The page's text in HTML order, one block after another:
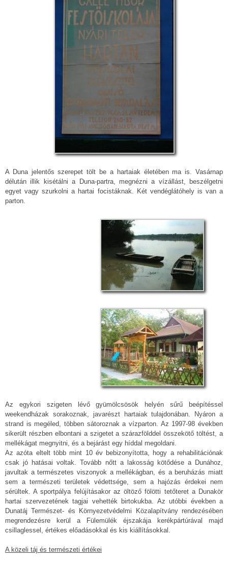
A Duna jelentős szerepet tölt be a hartaiak életében ma is. Vasárnap
délután illik kisétálni a Duna-partra, megnézni a vízállást, beszélgetni
egyet vagy szurkolni a hartai focistáknak. Két vendéglátóhely is van a
parton.
Az egykori szigeten lévő gyümölcsösök helyén sűrű beépítéssel
weekendházak sorakoznak, javarészt hartaiak tulajdonában. Nyáron a
strand is megéled, többen sátoroznak a vízparton. Az 1997-98 években
sikerült részben elbontani a szigetet a szárazfölddel összekötő töltést, a
mellékágat megnyitni, és a bejárást egy híddal megoldani.
Az azóta eltelt több mint 10 év bebizonyította, hogy a rehabilitációnak
csak jó hatásai voltak. Tovább nőtt a lakosság kötődése a Dunához,
javultak a természetes viszonyok a mellékágban, és a beruházás miatt
sem a természeti területek védettsége, sem a hajózás érdekei nem
sérültek. A sportpálya felújításakor az öltöző fölötti tetőteret a Dunakör
hartai szervezetének tagjai vehették birtokukba. Az utóbbi években a
Dunatáj Természet- és Környezetvédelmi Közalapítvány rendezésében
megrendezésre kerül a Fülemülék éjszakája kerékpártúrával majd
csillaglessel, értékes előadásokkal és kis kiállításokkal.
A közeli táj és természeti értékei